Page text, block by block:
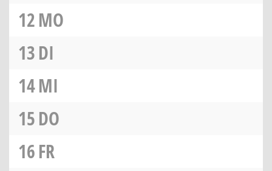
12MO
13DI
14MI
15DO
16FR